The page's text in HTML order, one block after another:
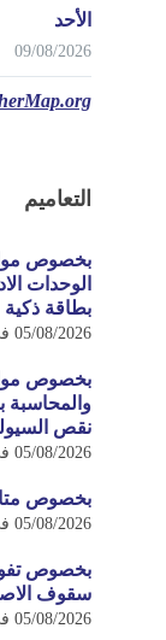
الأحد
09/08/2026
التعاميم
بخصوص
الوحدات
بطاقة ذكية
05/08/2026
بخصوص
والمحاسبة
نقص
05/08/2026
بخصوص
05/08/2026
بخصوص
سقوف
05/08/2026